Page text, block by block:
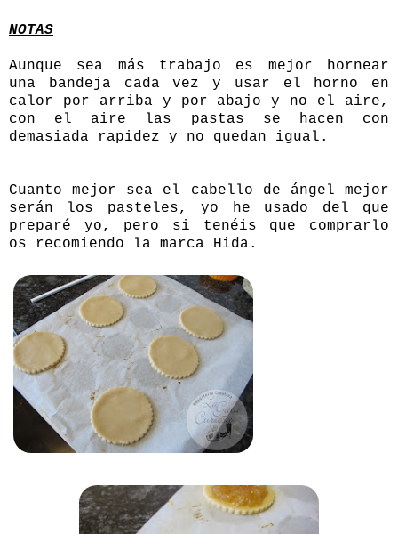
NOTAS
Aunque sea más trabajo es mejor hornear
una bandeja cada vez y usar el horno en
calor por arriba y por abajo y no el aire,
con el aire las pastas se hacen con
demasiada rapidez y no quedan igual.
Cuanto mejor sea el cabello de ángel mejor
serán los pasteles, yo he usado del que
preparé yo, pero si tenéis que comprarlo
os recomiendo la marca Hida .